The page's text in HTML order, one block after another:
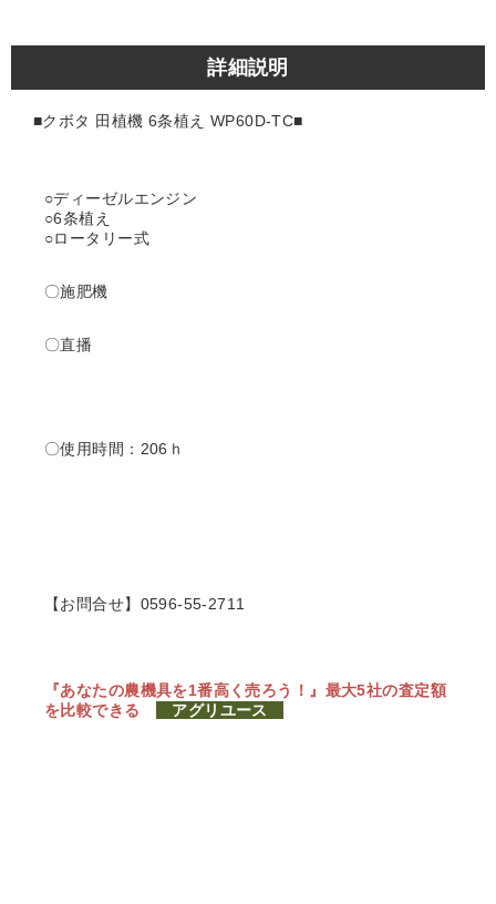
詳細説明
■クボタ 田植機 6条植え WP60D-TC■
○ディーゼルエンジン
○6条植え
○ロータリー式
〇施肥機
〇直播
〇使用時間：206ｈ
【お問合せ】0596-55-2711
『あなたの農機具を1番高く売ろう！』 最大5社の査定額
を比較できる
アグリユース